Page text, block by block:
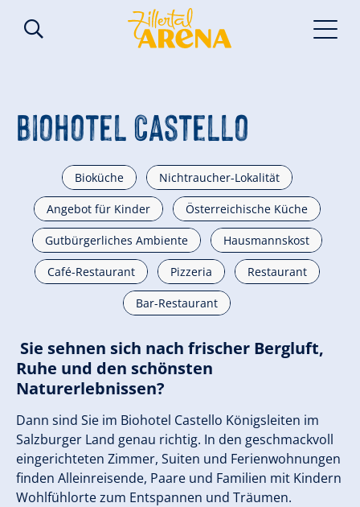
Biohotel Castello
Bioküche Nichtraucher-Lokalität
Angebot für Kinder Österreichische Küche
Gutbürgerliches Ambiente Hausmannskost
Café-Restaurant Pizzeria Restaurant
Bar-Restaurant
Sie sehnen sich nach frischer Bergluft,
Ruhe und den schönsten
Naturerlebnissen?
Dann sind Sie im Biohotel Castello Königsleiten im
Salzburger Land genau richtig. In den geschmackvoll
eingerichteten Zimmer, Suiten und Ferienwohnungen
finden Alleinreisende, Paare und Familien mit Kindern
Wohlfühlorte zum Entspannen und Träumen.